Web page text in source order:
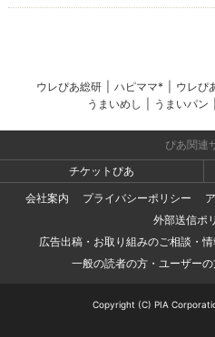
ウレぴあ総研 ハピママ* ウレぴ
うまいめし
うまいパン
ぴあ関連
チケットぴあ
会社案内
プライバシーポリシー
外部送信ポ
広告出稿・お取り組みのご相談・
一般の読者の方・ユーザー
Copyright (C) PIA